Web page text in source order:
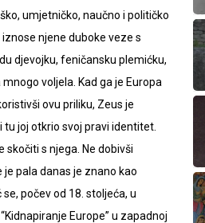
umjetničko, naučno i političko
iznose njene duboke veze s
djevojku, feničansku plemićku,
voljela. Kad ga je Europa
ovu priliku, Zeus je
tu joj otkrio svoj pravi identitet.
skočiti s njega. Ne dobivši
pala danas je znano kao
počev od 18. stoljeća, u
Europe” u zapadnoj